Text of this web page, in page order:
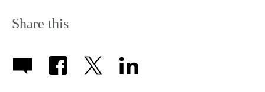
Share this